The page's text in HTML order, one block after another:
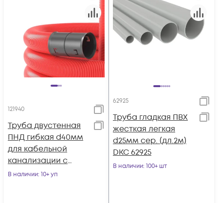
121940
Труба двустенная
ПНД гибкая d40мм
для кабельной
канализации с
протяжкой SN18
В наличии: 10+ уп
62925
Труба гладкая ПВХ
жесткая легкая
d25мм сер. (дл.2м)
DKC 62925
В наличии: 100+ шт